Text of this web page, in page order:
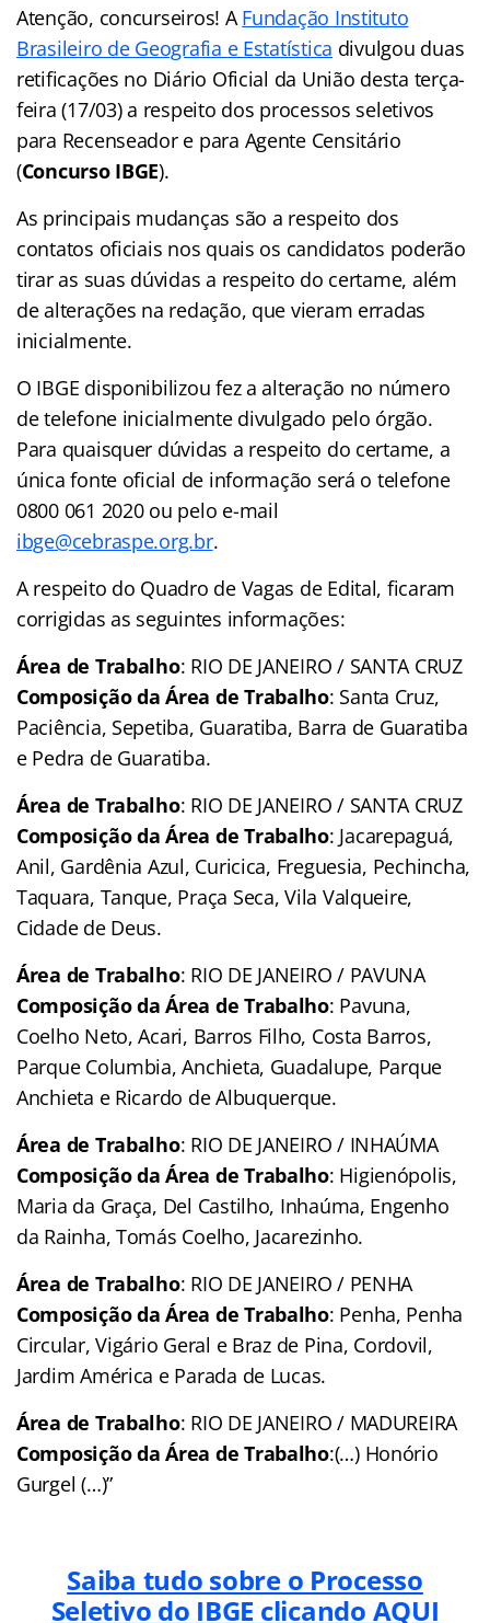
Atenção, concurseiros! AFundação Instituto
Brasileiro de Geografia e Estatística divulgou duas
retificações no Diário Oficial da União desta terça-
feira (17/03) a respeito dos processos seletivos
para Recenseador e para Agente Censitário
(Concurso IBGE).
As principais mudanças são a respeito dos
contatos oficiais nos quais os candidatos poderão
tirar as suas dúvidas a respeito do certame, além
de alterações na redação, que vieram erradas
inicialmente.
O IBGE disponibilizou fez a alteração no número
de telefone inicialmente divulgado pelo órgão.
Para quaisquer dúvidas a respeito do certame, a
única fonte oficial de informação será o telefone
0800 061 2020 ou pelo e-mail
ibge@cebraspe.org.br.
A respeito do Quadro de Vagas de Edital, ficaram
corrigidas as seguintes informações:
Área de Trabalho: RIO DE JANEIRO / SANTA CRUZ
Composição da Área de Trabalho: Santa Cruz,
Paciência, Sepetiba, Guaratiba, Barra de Guaratiba
e Pedra de Guaratiba.
Área de Trabalho: RIO DE JANEIRO / SANTA CRUZ
Composição da Área de Trabalho: Jacarepaguá,
Anil, Gardênia Azul, Curicica, Freguesia, Pechincha,
Taquara, Tanque, Praça Seca, Vila Valqueire,
Cidade de Deus.
Área de Trabalho: RIO DE JANEIRO / PAVUNA
Composição da Área de Trabalho: Pavuna,
Coelho Neto, Acari, Barros Filho, Costa Barros,
Parque Columbia, Anchieta, Guadalupe, Parque
Anchieta e Ricardo de Albuquerque.
Área de Trabalho: RIO DE JANEIRO / INHAÚMA
Composição da Área de Trabalho: Higienópolis,
Maria da Graça, Del Castilho, Inhaúma, Engenho
da Rainha, Tomás Coelho, Jacarezinho.
Área de Trabalho: RIO DE JANEIRO / PENHA
Composição da Área de Trabalho: Penha, Penha
Circular, Vigário Geral e Braz de Pina, Cordovil,
Jardim América e Parada de Lucas.
Área de Trabalho: RIO DE JANEIRO / MADUREIRA
Composição da Área de Trabalho:(…) Honório
Gurgel (…)”
Saiba tudo sobre o Processo
Seletivo do IBGE clicando AQUI